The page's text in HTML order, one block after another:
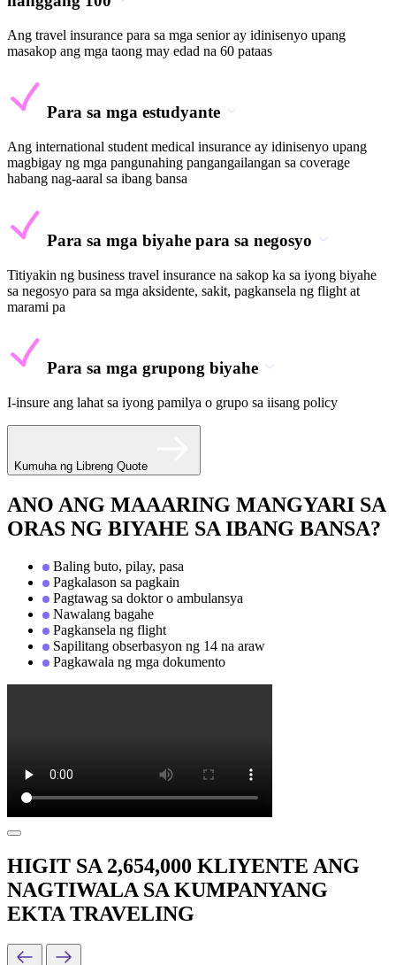
Ang travel insurance para sa mga senior ay idinisenyo upang
masakop ang mga taong may edad na 60 pataas
Para sa mga estudyante
Ang international student medical insurance ay idinisenyo upang
magbigay ng mga pangunahing pangangailangan sa coverage
habang nag-aaral sa ibang bansa
Para sa mga biyahe para sa negosyo
Titiyakin ng business travel insurance na sakop ka sa iyong biyahe
sa negosyo para sa mga aksidente, sakit, pagkansela ng flight at
marami pa
Para sa mga grupong biyahe
I-insure ang lahat sa iyong pamilya o grupo sa iisang policy
Kumuha ng Libreng Quote
ANO ANG MAAARING MANGYARI SA
ORAS NG BIYAHE SA IBANG BANSA?
Baling buto, pilay, pasa
Pagkalason sa pagkain
Pagtawag sa doktor o ambulansya
Nawalang bagahe
Pagkansela ng flight
Sapilitang obserbasyon ng 14 na araw
Pagkawala ng mga dokumento
HIGIT SA 2,654,000 KLIYENTE ANG
NAGTIWALA SA KUMPANYANG
EKTA TRAVELING